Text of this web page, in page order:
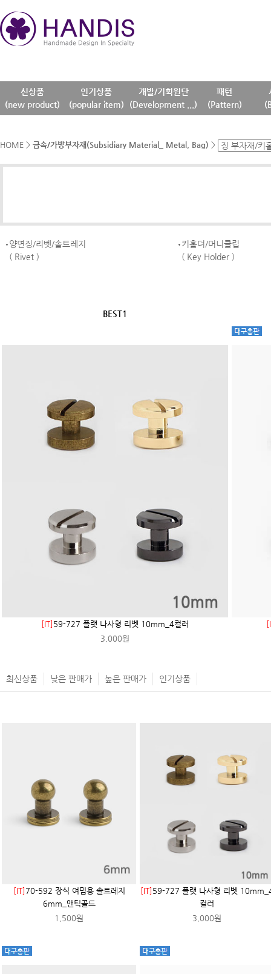
신상품
(new product)
인기상품
(popular item)
개발/기획원단
(Development ...)
패턴
(Pattern)
HOME > 금속/가방부자재(Subsidiary Material_ Metal, Bag) >
양면징/리벳/솔트레지
( Rivet )
키홀더/머니클립
( Key Holder )
BEST1
[IT] 59-727 플랫 나사형 리벳 10mm_4컬러
3,000원
최신상품 낮은 판매가 높은 판매가 인기상품
[IT] 70-592 장식 여밈용 솔트레지
6mm_앤틱골드
1,500원
[IT] 59-727 플랫 나사형 리벳
컬러
3,000원